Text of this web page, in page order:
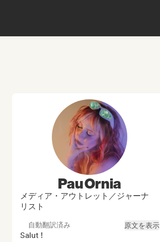
Pau Ornia
メディア・アウトレット／ジャーナ
リスト
自動翻訳済み 原文を表示
Salut !